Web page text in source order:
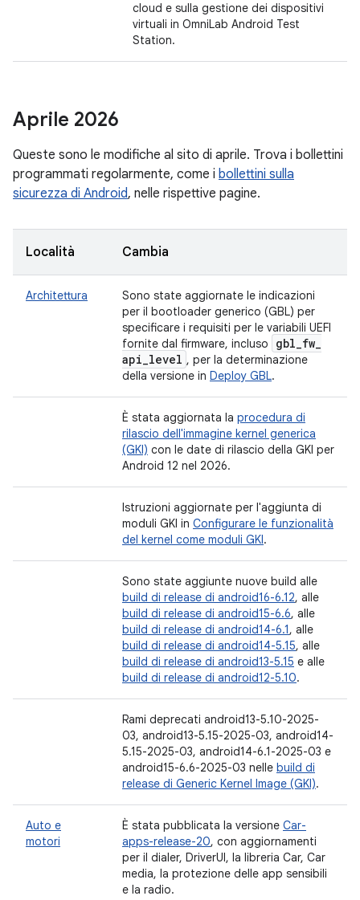
cloud e sulla gestione dei dispositivi
virtuali in OmniLab Android Test
Station.
Aprile 2026
Queste sono le modifiche al sito di aprile. Trova i bollettini
programmati regolarmente, come i bollettini sulla
sicurezza di Android, nelle rispettive pagine.
Località Cambia
Architettura
Sono state aggiornate le indicazioni
per il bootloader generico (GBL) per
specificare i requisiti per le variabili UEFI
fornite dal firmware, incluso
gbl_fw_
api_level , per la determinazione
della versione in Deploy GBL.
È stata aggiornata la procedura di
rilascio dell'immagine kernel generica
(GKI) con le date di rilascio della GKI per
Android 12 nel 2026.
Istruzioni aggiornate per l'aggiunta di
moduli GKI in Configurare le funzionalità
del kernel come moduli GKI.
Sono state aggiunte nuove build alle
build di release di android16-6.12, alle
build di release di android15-6.6, alle
build di release di android14-6.1, alle
build di release di android14-5.15, alle
build di release di android13-5.15 e alle
build di release di android12-5.10.
Rami deprecati android13-5.10-2025-
03, android13-5.15-2025-03, android14-
5.15-2025-03, android14-6.1-2025-03 e
android15-6.6-2025-03 nelle build di
release di Generic Kernel Image (GKI).
Auto e
motori
È stata pubblicata la versione Car-
apps-release-20, con aggiornamenti
per il dialer, DriverUI, la libreria Car, Car
media, la protezione delle app sensibili
e la radio.